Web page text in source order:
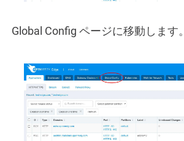
Global Config ページに移動します。